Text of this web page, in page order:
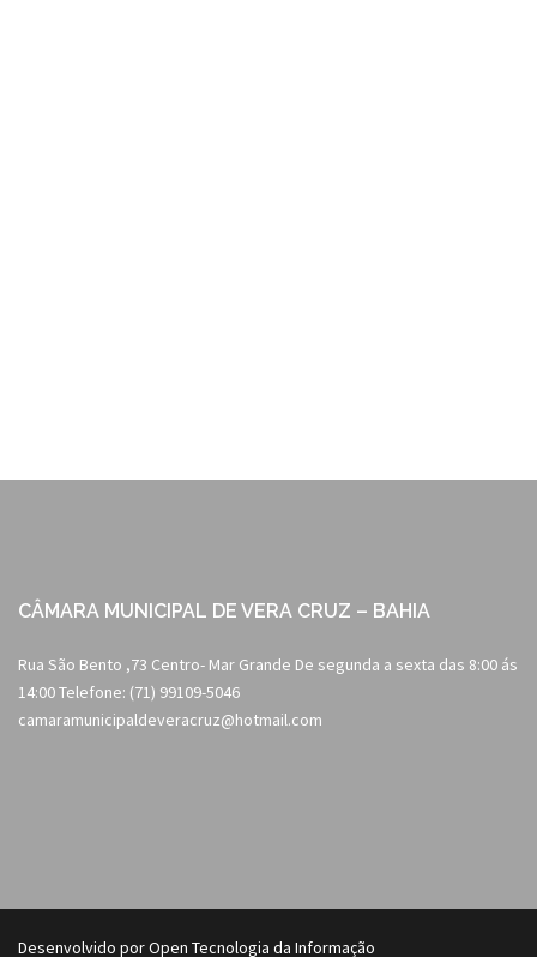
CÂMARA MUNICIPAL DE VERA CRUZ – BAHIA
Rua São Bento ,73 Centro- Mar Grande De segunda a sexta das 8:00 ás
14:00 Telefone: (71) 99109-5046
camaramunicipaldeveracruz@hotmail.com
Desenvolvido por Open Tecnologia da Informação